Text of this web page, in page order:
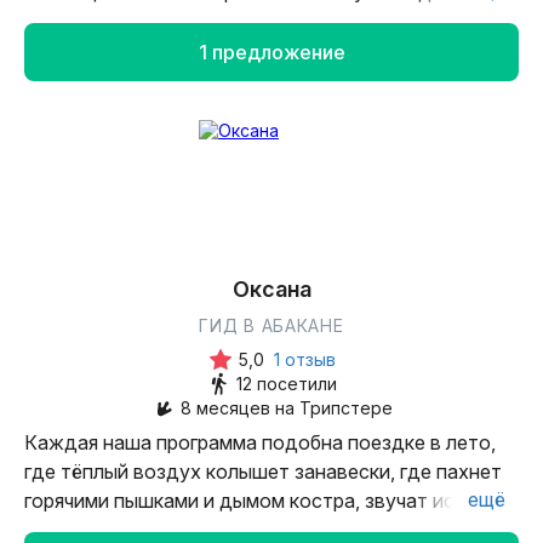
Богатый опыт в журналистике и в индустрии
гостеприимства. Я и моя команда ждём вас на
экскурсиях!
1 предложение
Оксана
ГИД В АБАКАНЕ
5,0 1 отзыв
12 посетили
8 месяцев на Трипстере
Каждая наша программа подобна поездке в лето,
где тёплый воздух колышет занавески, где пахнет
горячими пышками и дымом костра, звучат истории
о народной мудрости и разнообразии культурных
ещё